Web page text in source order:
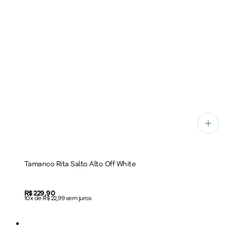
Tamanco Rita Salto Alto Off White
Price:
R$ 229,90
10x de R$ 22,99 sem juros